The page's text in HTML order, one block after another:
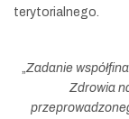
terytorialnego.
Zadanie
Zdrowia